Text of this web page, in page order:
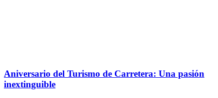
Aniversario del Turismo de Carretera: Una pasión
inextinguible